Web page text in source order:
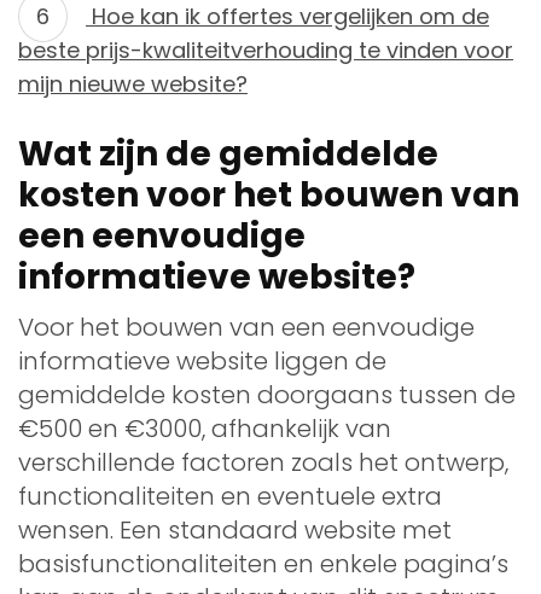
Hoe kan ik offertes vergelijken om de
beste prijs-kwaliteitverhouding te vinden voor
mijn nieuwe website?
Wat zijn de gemiddelde
kosten voor het bouwen van
een eenvoudige
informatieve website?
Voor het bouwen van een eenvoudige
informatieve website liggen de
gemiddelde kosten doorgaans tussen de
€500 en €3000, afhankelijk van
verschillende factoren zoals het ontwerp,
functionaliteiten en eventuele extra
wensen. Een standaard website met
basisfunctionaliteiten en enkele pagina’s